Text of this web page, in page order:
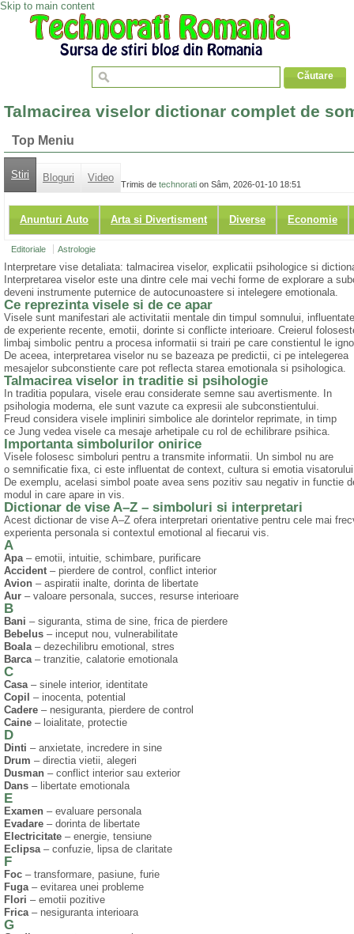
Skip to main content
Talmacirea viselor dictionar complet de
Top Meniu
Stiri Bloguri Video
Anunturi Auto Arta si Divertisment Diverse Economie
Trimis de technorati on Sâm, 2026-01-10 18:51
Editoriale Astrologie
Interpretare vise detaliata: talmacirea viselor, explicatii psihologice si
Interpretarea viselor este una dintre cele mai vechi forme de explorare a
deveni instrumente puternice de autocunoastere si intelegere emotionala.
Ce reprezinta visele si de ce apar
Visele sunt manifestari ale activitatii mentale din timpul somnului, influentate
de experiente recente, emotii, dorinte si conflicte interioare. Creierul
limbaj simbolic pentru a procesa informatii si trairi pe care constientul le
De aceea, interpretarea viselor nu se bazeaza pe predictii, ci pe intelegerea
mesajelor subconstiente care pot reflecta starea emotionala si psihologica.
Talmacirea viselor in traditie si psihologie
In traditia populara, visele erau considerate semne sau avertismente. In
psihologia moderna, ele sunt vazute ca expresii ale subconstientului.
Freud considera visele impliniri simbolice ale dorintelor reprimate, in timp
ce Jung vedea visele ca mesaje arhetipale cu rol de echilibrare psihica.
Importanta simbolurilor onirice
Visele folosesc simboluri pentru a transmite informatii. Un simbol nu are
o semnificatie fixa, ci este influentat de context, cultura si emotia
De exemplu, acelasi simbol poate avea sens pozitiv sau negativ in functie
modul in care apare in vis.
Dictionar de vise A–Z – simboluri si interpretari
Acest dictionar de vise A–Z ofera interpretari orientative pentru cele mai
experienta personala si contextul emotional al fiecarui vis.
A
Apa – emotii, intuitie, schimbare, purificare
Accident – pierdere de control, conflict interior
Avion – aspiratii inalte, dorinta de libertate
Aur – valoare personala, succes, resurse interioare
B
Bani – siguranta, stima de sine, frica de pierdere
Bebelus – inceput nou, vulnerabilitate
Boala – dezechilibru emotional, stres
Barca – tranzitie, calatorie emotionala
C
Casa – sinele interior, identitate
Copil – inocenta, potential
Cadere – nesiguranta, pierdere de control
Caine – loialitate, protectie
D
Dinti – anxietate, incredere in sine
Drum – directia vietii, alegeri
Dusman – conflict interior sau exterior
Dans – libertate emotionala
E
Examen – evaluare personala
Evadare – dorinta de libertate
Electricitate – energie, tensiune
Eclipsa – confuzie, lipsa de claritate
F
Foc – transformare, pasiune, furie
Fuga – evitarea unei probleme
Flori – emotii pozitive
Frica – nesiguranta interioara
G